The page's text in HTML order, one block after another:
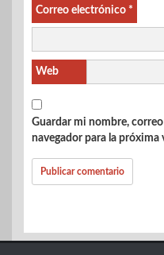
Correo electrónico *
Web
Guardar mi nombre,
navegador para la próxima